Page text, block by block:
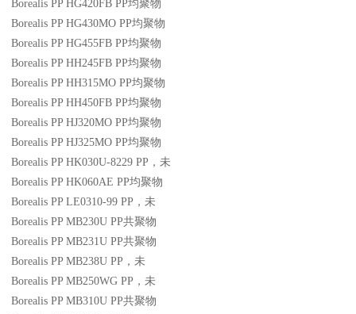
Borealis PP HG420FB PP均聚物
Borealis PP HG430MO PP均聚物
Borealis PP HG455FB PP均聚物
Borealis PP HH245FB PP均聚物
Borealis PP HH315MO PP均聚物
Borealis PP HH450FB PP均聚物
Borealis PP HJ320MO PP均聚物
Borealis PP HJ325MO PP均聚物
Borealis PP HK030U-8229 PP ，未
Borealis PP HK060AE PP均聚物
Borealis PP LE0310-99 PP ，未
Borealis PP MB230U PP共聚物
Borealis PP MB231U PP共聚物
Borealis PP MB238U PP ，未
Borealis PP MB250WG PP ，未
Borealis PP MB310U PP共聚物